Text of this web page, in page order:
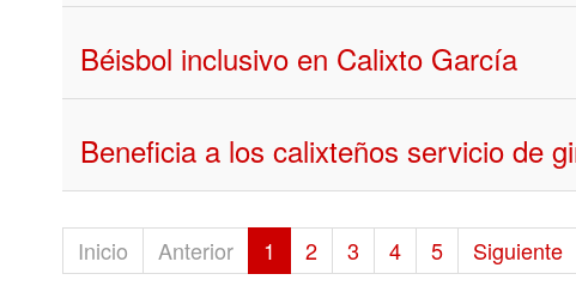
Béisbol inclusivo en Calixto García
Beneficia a los calixteños servicio de
Inicio Anterior 1 2 3 4 5 Siguiente